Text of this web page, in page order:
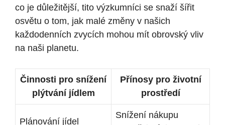
co je důležitější, tito výzkumníci se snaží šířit
osvětu o tom, jak malé změny v našich
každodenních zvycích mohou mít obrovský vliv
na naši planetu.
Činnosti pro snížení
plýtvání jídlem
Přínosy pro životní
prostředí
Plánování jídel
Snížení nákupu